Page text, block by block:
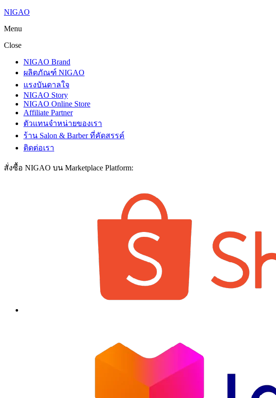
NIGAO
Menu
Close
NIGAO Brand
ผลิตภัณฑ์ NIGAO
แรงบันดาลใจ
NIGAO Story
NIGAO Online Store
Affiliate Partner
ตัวแทนจำหน่ายของเรา
ร้าน Salon & Barber ที่คัดสรรค์
ติดต่อเรา
สั่งซื้อ NIGAO บน Marketplace Platform: